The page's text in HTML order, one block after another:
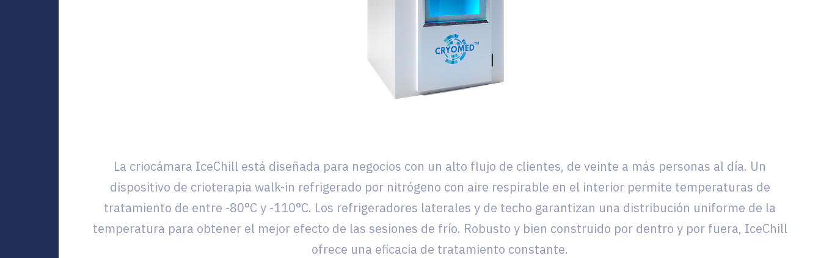
La criocámara IceChill está diseñada para negocios con un alto flujo de clientes, de veinte a más personas al día. Un
dispositivo de crioterapia walk-in refrigerado por nitrógeno con aire respirable en el interior permite temperaturas de
tratamiento de entre -80°C y -110°C. Los refrigeradores laterales y de techo garantizan una distribución uniforme de la
temperatura para obtener el mejor efecto de las sesiones de frío. Robusto y bien construido por dentro y por fuera, IceChill
ofrece una eficacia de tratamiento constante.